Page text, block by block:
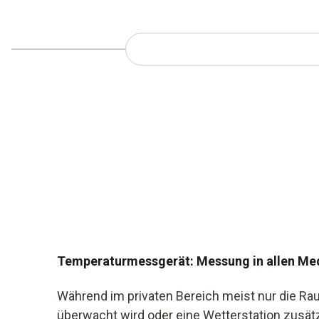
Temperaturmessgerät: Messung in allen
Während im privaten Bereich meist nur die
überwacht wird oder eine Wetterstation